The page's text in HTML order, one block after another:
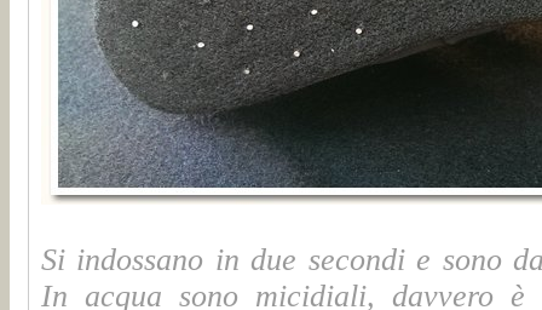
Si indossano in due secondi e sono
In acqua sono micidiali, davvero è